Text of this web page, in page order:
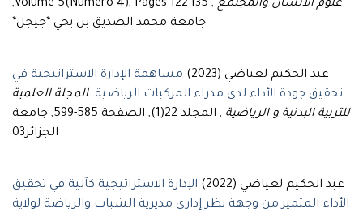
علوم الانسان والمجتمع
, Volume 5(Numéro 4), Pages 122-135,
جامعة محمد الصديق بن يحي *جيجل*
عبد الحكيم لعياضي (2023)
مساهمة الإدارة الاستراتيجية في
تحقيق جودة الأداء لدى مدراء المركبات الرياضية.المجلة العلمية
للتربية البدنية و الرياضية
, المجلد 22(1), الصفحة 585-599, جامعة
الجزائر03
عبد الحكيم لعياضي (2022)
الإدارة الاستراتيجية كآلية في تحقيق
الأداء المتميز من وجهة نظر إداري مديرية الشباب والرياضة لولاية